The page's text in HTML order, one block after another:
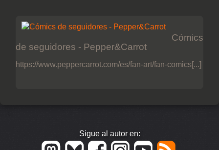
Cómics
de seguidores - Pepper&Carrot
https://www.peppercarrot.com/es/fan-art/fan-comics[...]
Sigue al autor en: